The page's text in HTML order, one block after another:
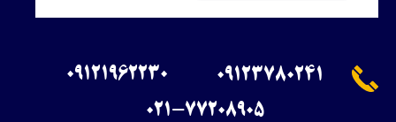
​021-77208905
09121962230 09123780241